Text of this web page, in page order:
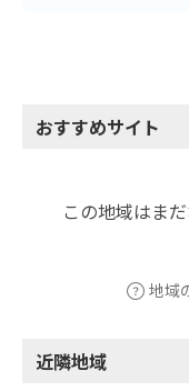
おすすめサイト
この地域はま
地域
近隣地域